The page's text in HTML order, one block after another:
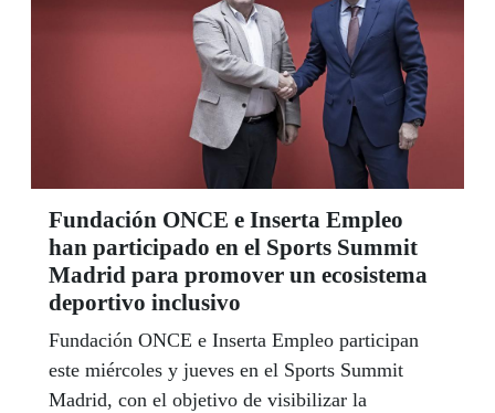
Inclusión Madrid.
Fundación ONCE e Inserta Empleo
han participado en el Sports Summit
Madrid para promover un ecosistema
deportivo inclusivo
Fundación ONCE e Inserta Empleo participan
este miércoles y jueves en el Sports Summit
Madrid, con el objetivo de visibilizar la